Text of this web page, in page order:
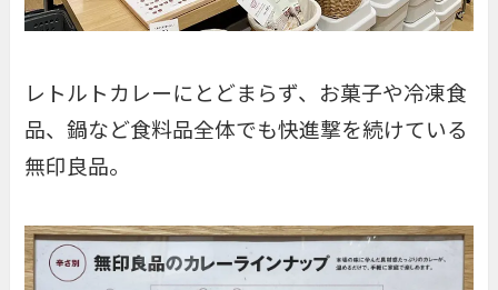
レトルトカレーにとどまらず、お菓子や冷凍食
品、鍋など食料品全体でも快進撃を続けている
無印良品。